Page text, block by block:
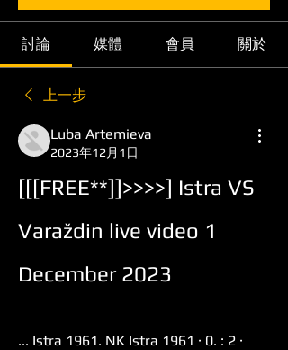
討論 媒體 會員 關於
上一步
Luba Artemieva
2023年12月1日
[[[FREE**]]>>>>] Istra VS
Varaždin live video 1
December 2023
... Istra 1961. NK Istra 1961 · 0. : 2 ·